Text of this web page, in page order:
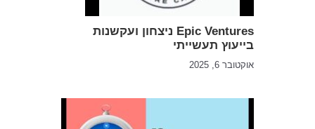
Epic Ventures ניצחון ועקשנות
בייעוץ תעשייתי
אוקטובר 6, 2025